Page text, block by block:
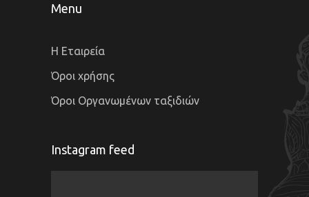
Menu
Η Εταιρεία
Όροι χρήσης
Όροι Οργανωμένων ταξιδιών
Instagram feed